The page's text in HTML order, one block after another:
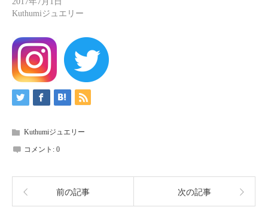
Kuthumiジュエリー
Kuthumiジュエリー
コメント: 0
前の記事 次の記事